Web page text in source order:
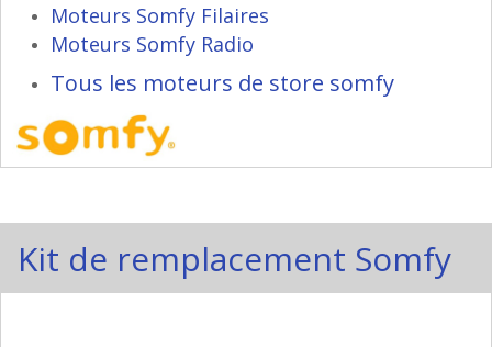
Moteurs Somfy Filaires
Moteurs Somfy Radio
Tous les moteurs de store somfy
Kit de remplacement Somfy